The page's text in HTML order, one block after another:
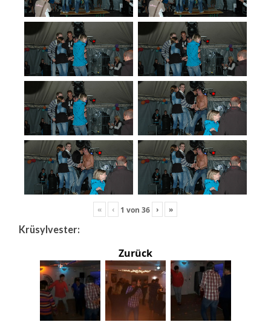
« ‹ 1 von36 › »
Krüsylvester:
Zurück